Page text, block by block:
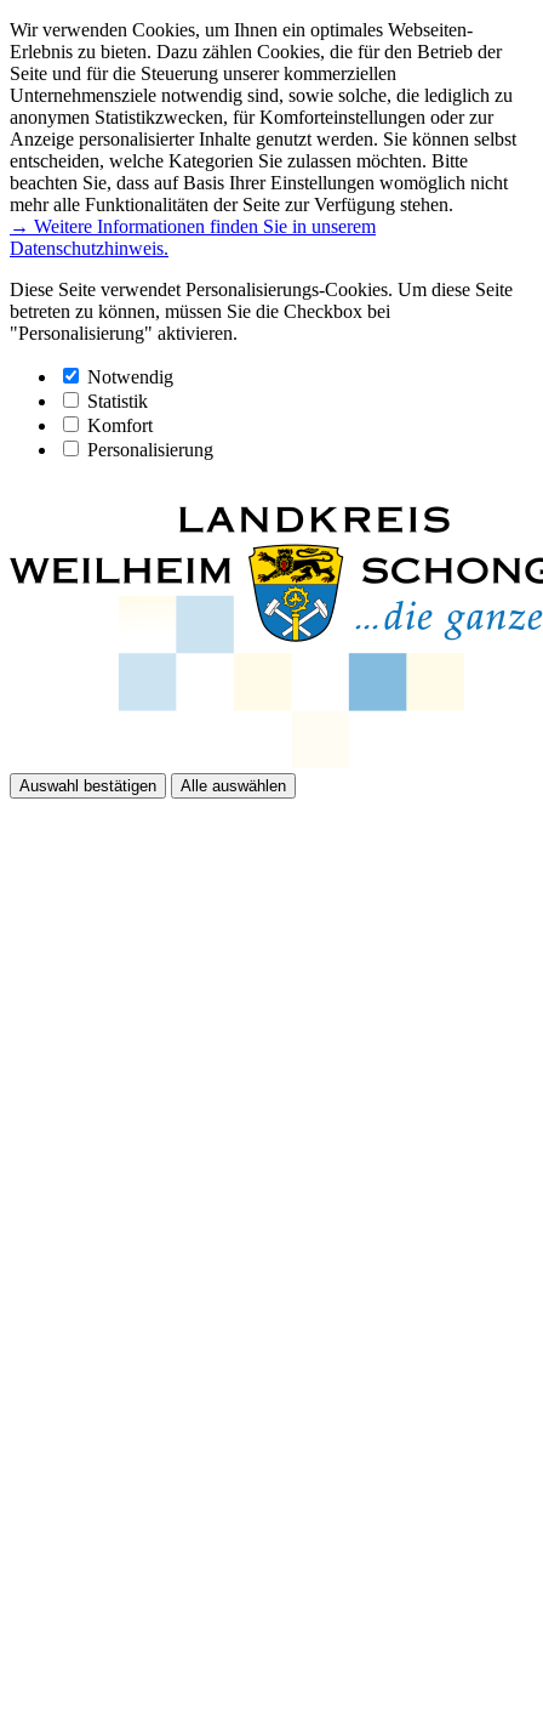
Wir verwenden Cookies, um Ihnen ein optimales Webseiten-
Erlebnis zu bieten. Dazu zählen Cookies, die für den Betrieb der
Seite und für die Steuerung unserer kommerziellen
Unternehmensziele notwendig sind, sowie solche, die lediglich zu
anonymen Statistikzwecken, für Komforteinstellungen oder zur
Anzeige personalisierter Inhalte genutzt werden. Sie können selbst
entscheiden, welche Kategorien Sie zulassen möchten. Bitte
beachten Sie, dass auf Basis Ihrer Einstellungen womöglich nicht
mehr alle Funktionalitäten der Seite zur Verfügung stehen.
→ Weitere Informationen finden Sie in unserem
Datenschutzhinweis.
Diese Seite verwendet Personalisierungs-Cookies. Um diese Seite
betreten zu können, müssen Sie die Checkbox bei
"Personalisierung" aktivieren.
Notwendig
Statistik
Komfort
Personalisierung
Auswahl bestätigen Alle auswählen